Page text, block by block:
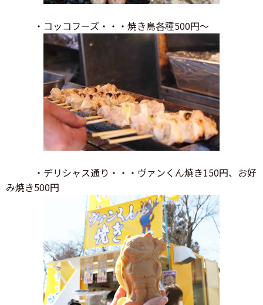
・コッコフーズ・・・焼き鳥各種500円～
・デリシャス通り・・・ヴァンくん焼き150円、お好
み焼き500円